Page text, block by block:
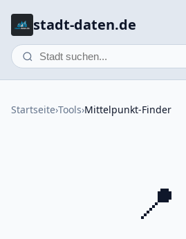
stadt-daten.de
Startseite›Tools›Mittelpunkt-Finder
📍